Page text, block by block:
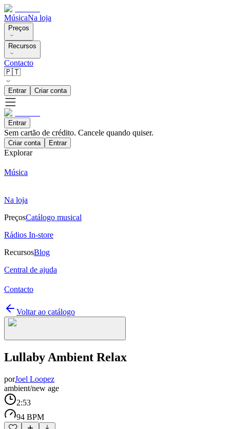
MúsicaNa loja
Preços
Recursos
Contacto
🇵🇹
Entrar Criar conta
Entrar
Sem cartão de crédito. Cancele quando quiser.
Criar conta Entrar
Explorar
Música
Na loja
PreçosCatálogo musical
Rádios In-store
RecursosBlog
Central de ajuda
Contacto
Voltar ao catálogo
Lullaby Ambient Relax
porJoel Loopez
ambient/new age
2:53
94 BPM